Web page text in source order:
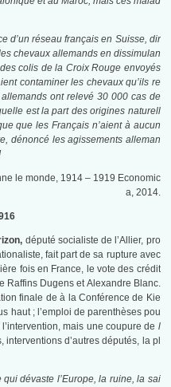
d’un réseau français en Suisse, dir
chevaux allemands en dissimulan
colis de la Croix Rouge envoyés
contaminer les chevaux qu’ils re
ont relevé 30 000 cas de
est la part des origines naturell
que les Français n’aient à aucun
dénoncé les agissements alleman
le monde, 1914 – 1919 Economic
a, 2014.
, député socialiste de l’Allier, pro
fait part de sa rupture avec
fois en France, le vote des crédit
Raffins Dugens et Alexandre Blanc.
finale de à la Conférence de Kie
haut ; l’emploi de parenthèses pou
mais une coupure de l
d’autres députés, la pl
dévaste l’Europe, la ruine, la sai